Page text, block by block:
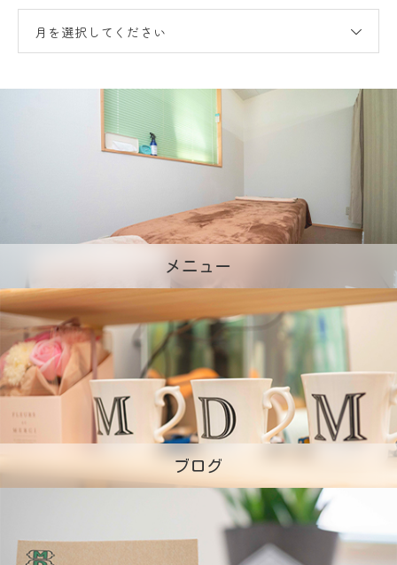
月を選択してください
メニュー
ブログ